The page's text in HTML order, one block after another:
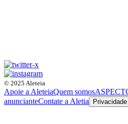
© 2025 Aleteia
Apoie a AleteiaQuem somos
anuncianteContate a Aletia Privacidade